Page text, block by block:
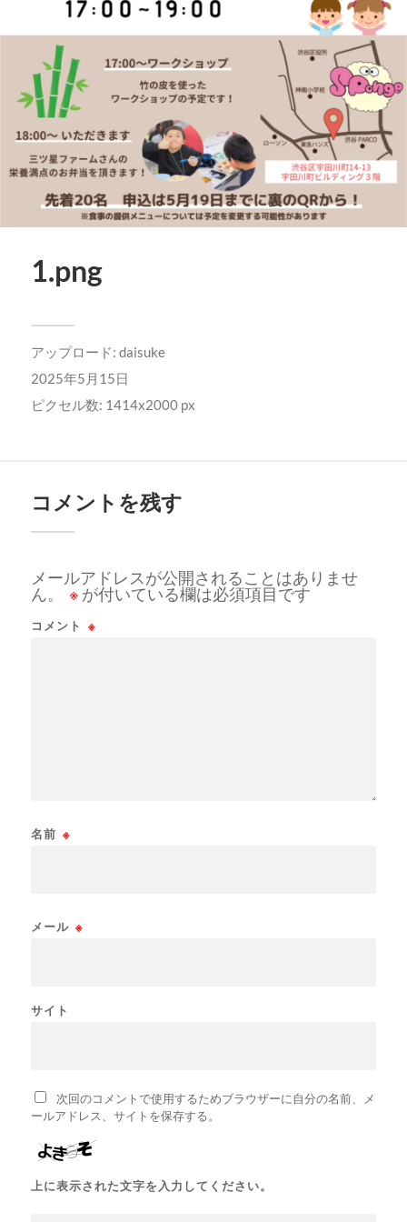
1.png
アップロード: daisuke
2025年5月15日
ピクセル数: 1414x2000 px
コメントを残す
メールアドレスが公開されることはありませ
ん。
※ が付いている欄は必須項目です
コメント ※
名前 ※
メール ※
サイト
次回のコメントで使用するためブラウザーに自分の名前、メ
ールアドレス、サイトを保存する。
上に表示された文字を入力してください。